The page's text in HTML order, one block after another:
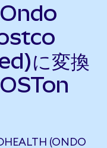
に変換
(ONDO